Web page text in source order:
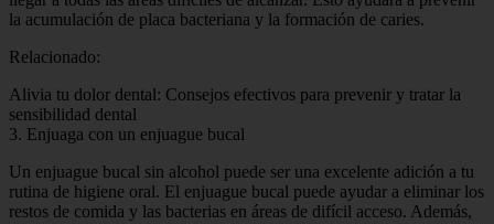
la acumulación de placa bacteriana y la formación de caries.
Relacionado:
Alivia tu dolor dental: Consejos efectivos para prevenir y tratar la
sensibilidad dental
3. Enjuaga con un enjuague bucal
Un enjuague bucal sin alcohol puede ser una excelente adición a tu
rutina de higiene oral. El enjuague bucal puede ayudar a eliminar los
restos de comida y las bacterias en áreas de difícil acceso. Además,